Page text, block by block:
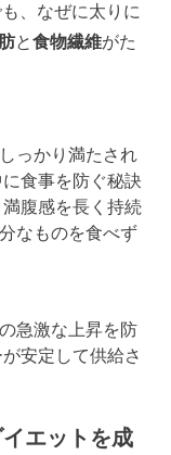
、なぜに太りに
と食物繊維がた
っかり満たされ
食事を防ぐ秘訣
腹感を長く持続
なものを食べず
急激な上昇を防
安定して供給さ
エットを成